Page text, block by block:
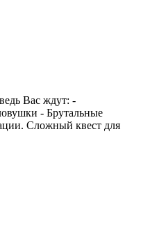
Вас ждут: -
- Брутальные
Сложный квест для